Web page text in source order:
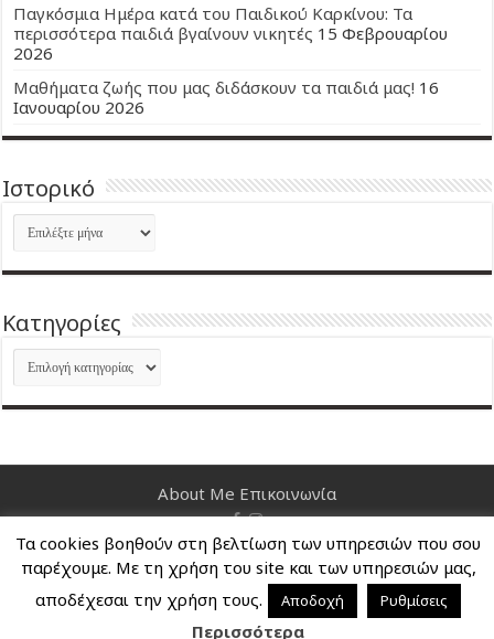
Παγκόσμια Ημέρα κατά του Παιδικού Καρκίνου: Τα
περισσότερα παιδιά βγαίνουν νικητές 15 Φεβρουαρίου
2026
Μαθήματα ζωής που μας διδάσκουν τα παιδιά μας! 16
Ιανουαρίου 2026
Ιστορικό
Ιστορικό
Kατηγορίες
Kατηγορίες
About Me Επικοινωνία
Nancy's Blog © Copyright 2026, All Rights Reserved
Τα cookies βοηθούν στη βελτίωση των υπηρεσιών που σου
παρέχουμε. Με τη χρήση του site και των υπηρεσιών μας,
αποδέχεσαι την χρήση τους.
Αποδοχή Ρυθμίσεις
Περισσότερα